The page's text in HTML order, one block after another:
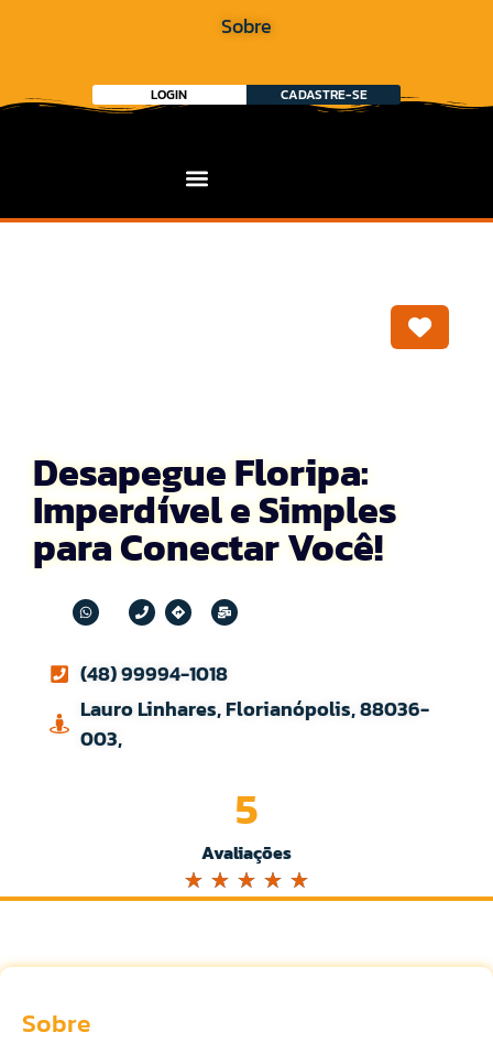
Sobre
LOGIN CADASTRE-SE
Desapegue Floripa:
Imperdível e Simples
para Conectar Você!
(48) 99994-1018
Lauro Linhares, Florianópolis, 88036-
003,
Avaliações
5
☆ ☆ ☆ ☆ ☆
Sobre